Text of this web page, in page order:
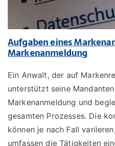
Aufgaben eines
Markenanmeldung
Ein Anwalt, der auf
unterstützt seine
Markenanmeldung und
gesamten Prozesses. Die
können je nach Fall
umfassen die Tätigkeiten